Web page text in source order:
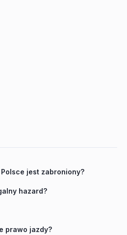
jest zabroniony?
hazard?
prawo jazdy?